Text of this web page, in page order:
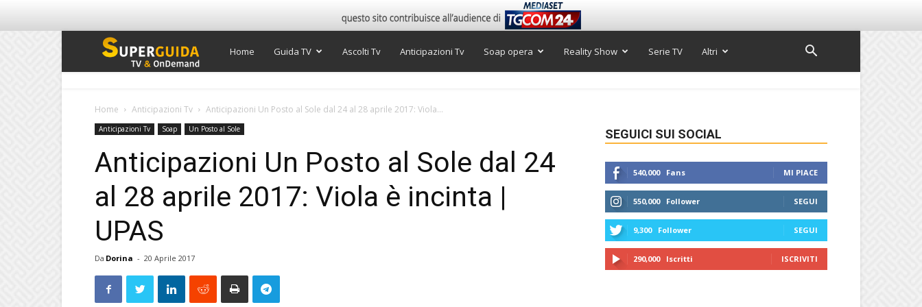
Super
TV
Home Guida TV Ascolti Tv Anticipazioni Tv Soap opera Reality Show Serie TV Altri
Home Anticipazioni Tv Anticipazioni Un Posto al Sole dal 24 al 28 aprile 2017: Viola...
Anticipazioni Tv Soap Un Posto al Sole
Anticipazioni Un Posto al Sole dal 24
al 28 aprile 2017: Viola è incinta |
UPAS
Da Dorina - 20 Aprile 2017
SEGUICI SUI SOCIAL
540,000 Fans MI PIACE
550,000 Follower SEGUI
9,300 Follower SEGUI
290,000 Iscritti ISCRIVITI